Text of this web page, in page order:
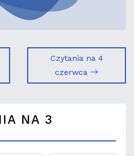
Czytania na 4
czerwca
NA 3